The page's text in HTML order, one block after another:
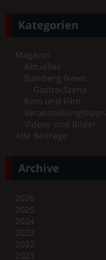
Kategorien
Magazin
Aktuelles
Bamberg News
Gastro-Szene
Kino und Film
Veranstaltungstipps
Videos und Bilder
Alte Beiträge
Archive
2026
2025
2024
2023
2022
2021